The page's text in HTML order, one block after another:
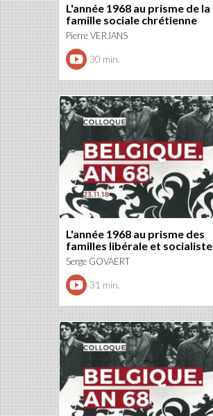
L'année 1968 au prisme de la
famille sociale chrétienne
Pierre VERJANS
30 min.
L'année 1968 au prisme des
familles libérale et socialiste
Serge GOVAERT
31 min.